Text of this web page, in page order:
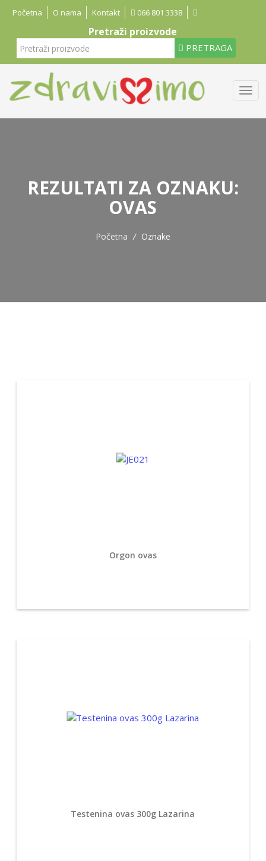
Početna O nama Kontakt 066 801 3338
Pretraži proizvode
PRETRAGA
REZULTATI ZA OZNAKU:
OVAS
Početna / Oznake
Orgon ovas
Testenina ovas 300g Lazarina